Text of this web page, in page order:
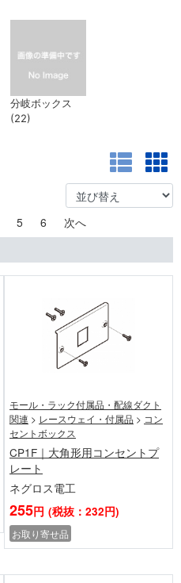
分岐ボックス
(22)
5 6 次へ
モール・ラック付属品・配線ダクト
関連 > レースウェイ・付属品 > コン
セントボックス
CP1F｜大角形用コンセントプ
レート
ネグロス電工
255円 (税抜：232円)
お取り寄せ品